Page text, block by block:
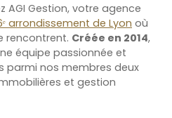
AGI Gestion, votre agence
arrondissement de Lyon où
rencontrent. Créée en 2014,
équipe passionnée et
parmi nos membres deux
et gestion